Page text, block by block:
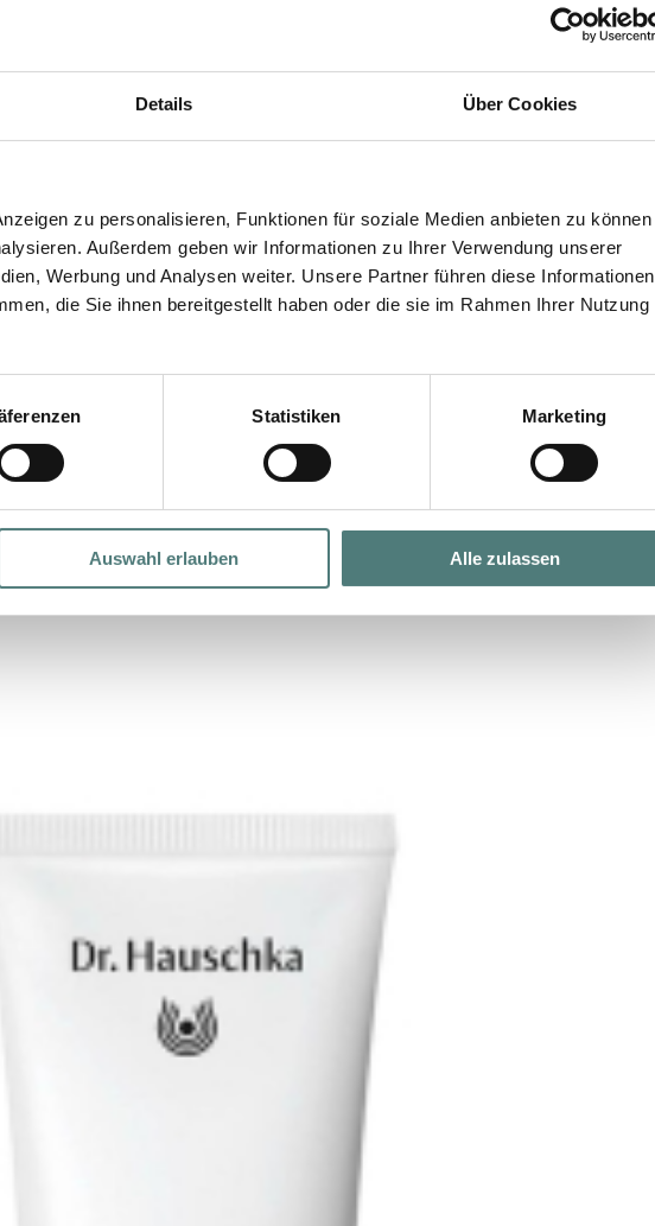
Details Über Cookies
zu personalisieren, Funktionen für soziale Medien anbieten zu können
Außerdem geben wir Informationen zu Ihrer Verwendung unserer
Werbung und Analysen weiter. Unsere Partner führen diese Informationen
die Sie ihnen bereitgestellt haben oder die sie im Rahmen Ihrer Nutzung
Statistiken Marketing
Auswahl erlauben Alle zulassen